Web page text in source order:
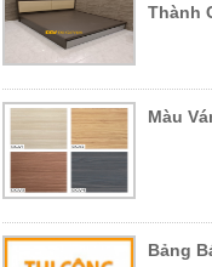
Thành
Màu
Bảng